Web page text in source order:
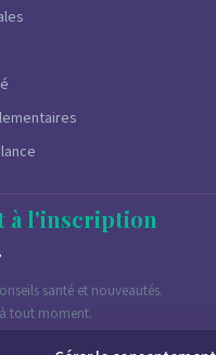
à l'inscription
santé et nouveautés.
tout moment.